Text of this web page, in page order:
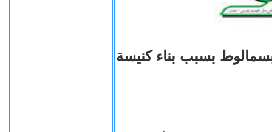
بسبب بناء كنيسة